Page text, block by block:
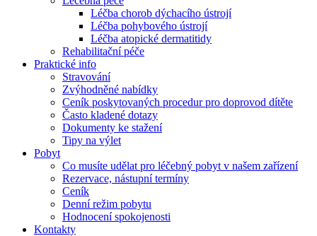
Léčba chorob dýchacího ústrojí
Léčba pohybového ústrojí
Léčba atopické dermatitidy
Rehabilitační péče
Praktické info
Stravování
Zvýhodněné nabídky
Ceník poskytovaných procedur pro doprovod dítěte
Často kladené dotazy
Dokumenty ke stažení
Tipy na výlet
Pobyt
Co musíte udělat pro léčebný pobyt v našem zařízení
Rezervace, nástupní termíny
Ceník
Denní režim pobytu
Hodnocení spokojenosti
Kontakty